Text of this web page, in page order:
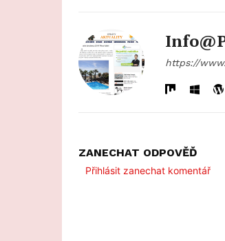
https://
ZANECHAT ODPOVĚĎ
Přihlásit zanechat komentář